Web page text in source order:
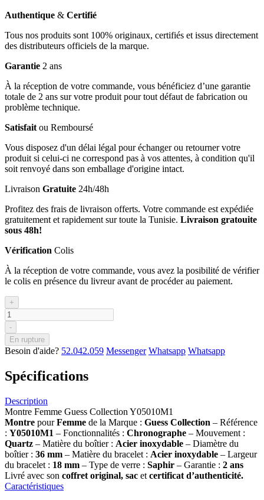
Authentique & Certifié
Tous nos produits sont 100% originaux, certifiés et issus directement
des distributeurs officiels de la marque.
Garantie 2 ans
À la réception de votre commande, vous bénéficiez d’une garantie
totale de 2 ans sur votre produit pour tout défaut de fabrication ou
problème technique.
Satisfait ou Remboursé
Vous disposez d'un délai légal pour échanger ou retourner votre
produit si celui-ci ne correspond pas à vos attentes, à condition qu'il
soit renvoyé dans son emballage d'origine intact.
Livraison Gratuite 24h/48h
Profitez des frais de livraison offerts. Votre commande est expédiée
gratuitement et rapidement sur toute la Tunisie. Livraison gratouite
sous 48h!
Vérification Colis
À la réception de votre commande, vous avez la posibilité de vérifier
le colis en présence du livreur avant de procéder au paiement.
+
-
En rupture
Besoin d'aide? 52.042.059 Messenger Whatsapp Whatsapp
Spécifications
Description
Montre Femme Guess Collection Y05010M1
Montre pourFemme de la Marque : Guess Collection – Référence
: Y05010M1 – Fonctionnalités : Chronographe – Mouvement :
Quartz – Matière du boîtier : Acier inoxydable – Diamètre du
boîtier : 36 mm – Matière du bracelet : Acier inoxydable – Largeur
du bracelet : 18 mm – Type de verre : Saphir – Garantie : 2 ans
Livré avec son coffret original, sac et certificat d’authenticité.
Caractéristiques